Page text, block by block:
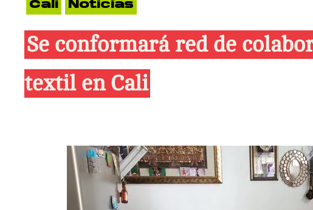
Cali Noticias
Se conformará red de
textil en Cali